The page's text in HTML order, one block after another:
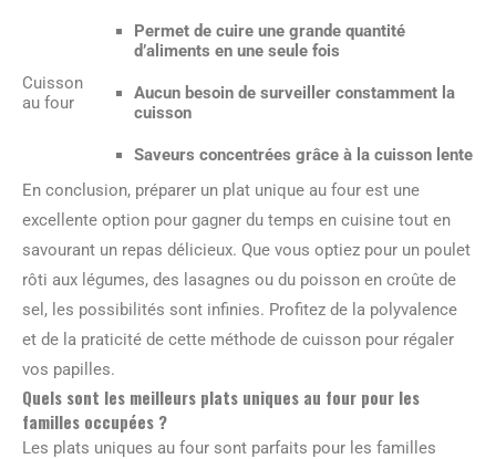
Cuisson
au four
Permet de cuire une grande quantité
d’aliments en une seule fois
Aucun besoin de surveiller constamment la
cuisson
Saveurs concentrées grâce à la cuisson lente
En conclusion, préparer un plat unique au four est une
excellente option pour gagner du temps en cuisine tout en
savourant un repas délicieux. Que vous optiez pour un poulet
rôti aux légumes, des lasagnes ou du poisson en croûte de
sel, les possibilités sont infinies. Profitez de la polyvalence
et de la praticité de cette méthode de cuisson pour régaler
vos papilles.
Quels sont les meilleurs plats uniques au four pour les
familles occupées ?
Les plats uniques au four sont parfaits pour les familles